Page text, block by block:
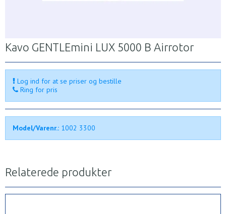
Kavo GENTLEmini LUX 5000 B Airrotor
Log ind for at se priser og bestille
Ring for pris
Model/Varenr.: 1002 3300
Relaterede produkter